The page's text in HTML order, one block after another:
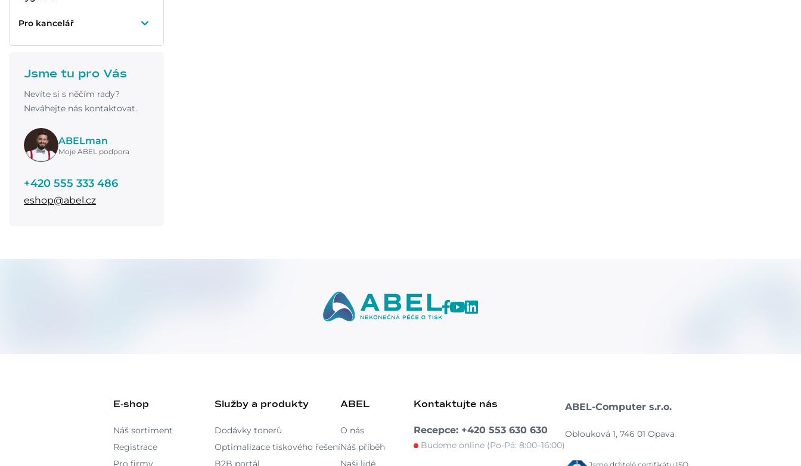
Pro kancelář
Jsme tu pro Vás
Nevíte si s něčím rady?
Neváhejte nás kontaktovat.
ABELman
Moje ABEL podpora
+420 555 333 486
eshop@abel.cz
E-shop
Náš sortiment
Registrace
Pro firmy
Služby a produkty
Dodávky tonerů
Optimalizace tiskového řešení
B2B portál
ABEL
O nás
Náš příběh
Naši lidé
Kontaktujte nás
Recepce: +420 553 630 630
Budeme online (Po-Pá: 8:00–16:00)
ABEL-Computer s.r.o.
Oblouková 1, 746 01 Opava